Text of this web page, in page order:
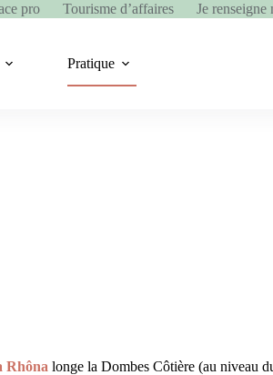
pro Tourisme d’affaires Je renseigne
Pratique
Rhôna longe la Dombes Côtière (au niveau